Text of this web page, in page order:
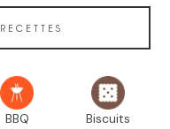
BBQ Biscuits